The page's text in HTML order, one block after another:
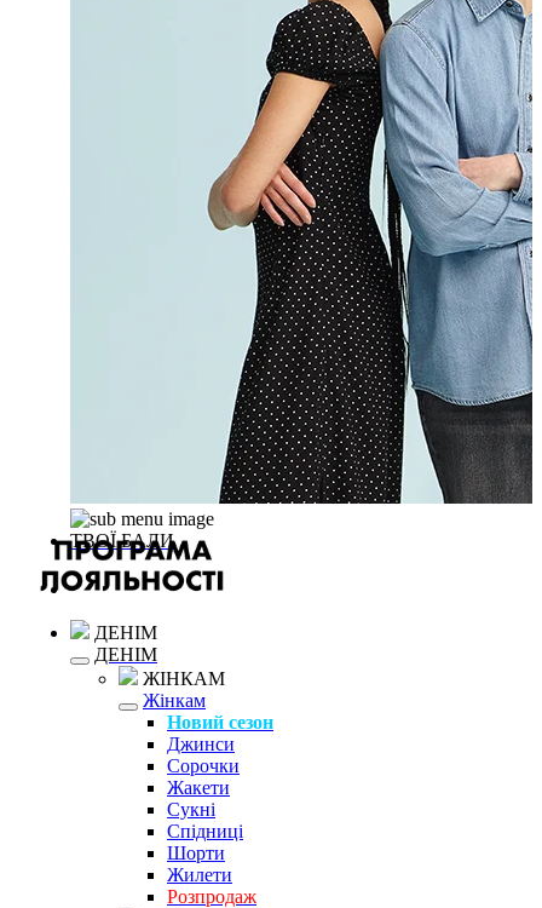
ТВОЇ БАЛИ
ДЕНІМ
ДЕНІМ
ЖІНКАМ
Жінкам
Новий сезон
Джинси
Сорочки
Жакети
Сукні
Спідниці
Шорти
Жилети
Розпродаж